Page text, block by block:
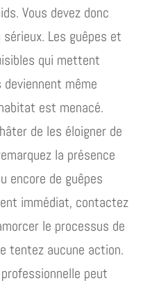
Vous devez donc
Les guêpes et
qui mettent
même
est menacé.
de les éloigner de
la présence
encore de guêpes
immédiat, contactez
le processus de
tentez aucune action.
peut